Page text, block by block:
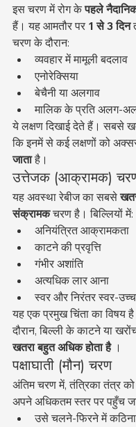
इस चरण में रोग के पहले
हैं। यह आमतौर पर 1 से 3 दिन
चरण के दौरान:
व्यवहार में मामूली बदलाव
एनोरेक्सिया
बेचैनी या अलगाव
मालिक के प्रति अलग-
ये लक्षण दिखाई देते हैं। सबसे
कि इनमें से कई लक्षणों को
जाता है।
उत्तेजक (आक्रामक)
यह अवस्था रेबीज का सबसे
संक्रामक चरण है। बिल्लियों में:
अनियंत्रित आक्रामकता
काटने की प्रवृत्ति
गंभीर अशांति
अत्यधिक लार आना
स्वर और निरंतर स्वर-
यह एक प्रमुख चिंता का विषय
दौरान, बिल्ली के काटने या
खतरा बहुत अधिक होता है ।
पक्षाघाती (मौन) चरण
अंतिम चरण में, तंत्रिका तंत्र को
अपने अधिकतम स्तर पर पहुँच
उसे चलने-फिरने में